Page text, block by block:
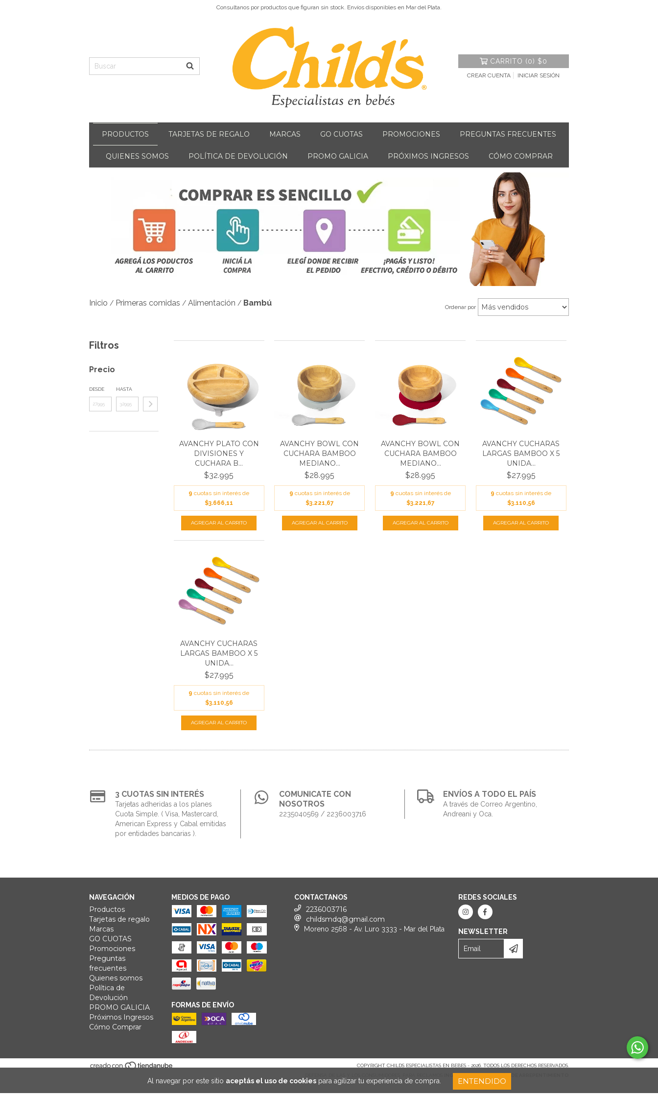
Al navegar por este sitio aceptás el uso de cookiespara agilizar tu experiencia de compra. ENTENDIDO
Consultanos por productos que figuran sin stock. Envíos disponibles en Mar del Plata.
CARRITO (0) $0
CREAR CUENTA INICIAR SESIÓN
PRODUCTOS TARJETAS DE REGALO MARCAS GO CUOTAS PROMOCIONES PREGUNTAS FRECUENTES
QUIENES SOMOS POLÍTICA DE DEVOLUCIÓN PROMO GALICIA PRÓXIMOS INGRESOS CÓMO COMPRAR
Inicio / Primeras comidas / Alimentación / Bambú Ordenar por
Filtros
Precio
DESDE HASTA
AVANCHY PLATO CON
DIVISIONES Y
CUCHARA B...
$32.995
9 cuotas sin interés de
$3.666,11
AVANCHY BOWL CON
CUCHARA BAMBOO
MEDIANO...
$28.995
9 cuotas sin interés de
$3.221,67
AVANCHY BOWL CON
CUCHARA BAMBOO
MEDIANO...
$28.995
9 cuotas sin interés de
$3.221,67
AVANCHY CUCHARAS
LARGAS BAMBOO X 5
UNIDA...
$27.995
9 cuotas sin interés de
$3.110,56
AVANCHY CUCHARAS
LARGAS BAMBOO X 5
UNIDA...
$27.995
9 cuotas sin interés de
$3.110,56
3 CUOTAS SIN INTERÉS
Tarjetas adheridas a los planes
Cuota Simple. ( Visa, Mastercard,
American Express y Cabal emitidas
por entidades bancarias ).
COMUNICATE CON
NOSOTROS
2235040569 / 2236003716
ENVÍOS A TODO EL PAÍS
A través de Correo Argentino,
Andreani y Oca.
NAVEGACIÓN
Productos
Tarjetas de regalo
Marcas
GO CUOTAS
Promociones
Preguntas
frecuentes
Quienes somos
Política de
Devolución
PROMO GALICIA
Próximos Ingresos
Cómo Comprar
MEDIOS DE PAGO
FORMAS DE ENVÍO
CONTACTANOS
2236003716
childsmdq@gmail.com
Moreno 2568 - Av. Luro 3333 - Mar del Plata
REDES SOCIALES
NEWSLETTER
COPYRIGHT CHILDS ESPECIALISTAS EN BEBES - 2026. TODOS LOS DERECHOS RESERVADOS.